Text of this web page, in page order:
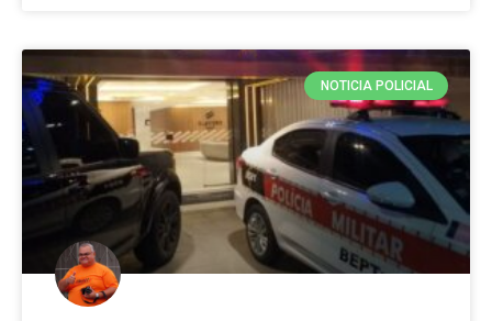
NOTICIA POLICIAL